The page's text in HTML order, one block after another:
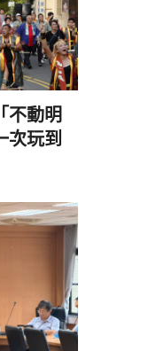
不動明
次玩到